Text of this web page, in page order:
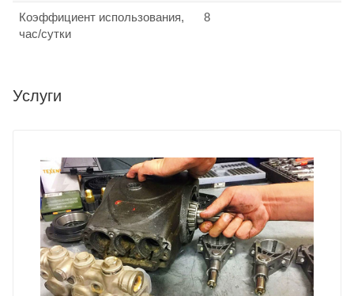
Коэффициент использования,
час/сутки
8
Услуги